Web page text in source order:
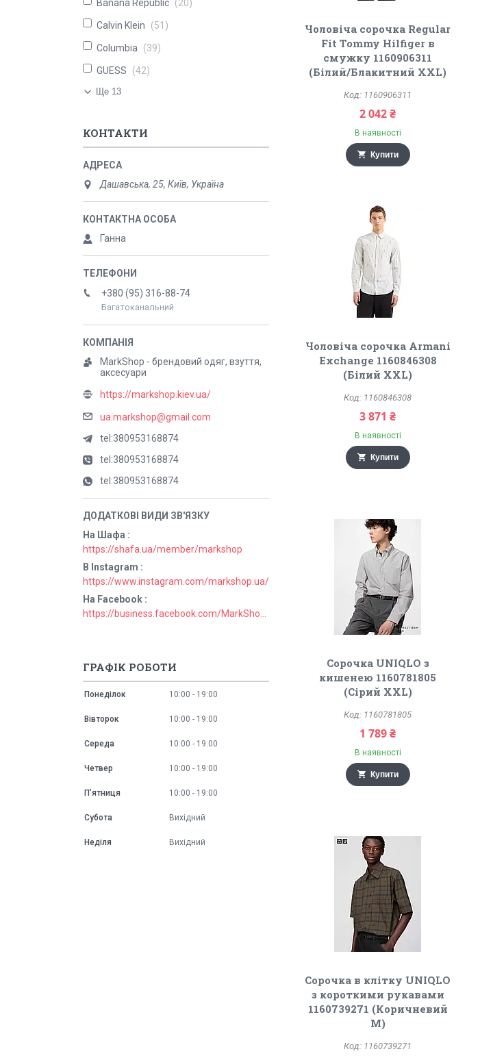
Чоловіча сорочка Regular
Fit Tommy Hilfiger в
смужку 1160906311
(Білий/Блакитний XXL)
1160906311
2 042 ₴
В наявності
Купити
Чоловіча сорочка Armani
Exchange 1160846308
(Білий XXL)
1160846308
3 871 ₴
В наявності
Купити
Сорочка UNIQLO з
кишенею 1160781805
(Сірий XXL)
1160781805
1 789 ₴
В наявності
Купити
Сорочка в клітку UNIQLO
з короткими рукавами
1160739271 (Коричневий
M)
1160739271
Banana Republic 20
Calvin Klein 51
Columbia 39
GUESS 42
Ще 13
КОНТАКТИ
Дашавська, 25, Київ, Україна
Ганна
+380 (95) 316-88-74
Багатоканальний
MarkShop - брендовий одяг, взуття,
аксесуари
https://markshop.kiev.ua/
ua.markshop@gmail.com
tel:380953168874
tel:380953168874
tel:380953168874
На Шафа
https://shafa.ua/member/markshop
В Instagram
https://www.instagram.com/markshop.ua/
На Facebook
ГРАФІК РОБОТИ
Понеділок 10:00 19:00
Вівторок 10:00 19:00
Середа 10:00 19:00
Четвер 10:00 19:00
Пʼятниця 10:00 19:00
Субота Вихідний
Неділя Вихідний